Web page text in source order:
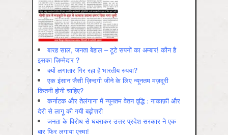
बारह साल, जनता बेहाल – टूटे सपनों का अम्बार! कौन है
इसका ज़िम्मेदार ?
क्यों लगातार गिर रहा है भारतीय रुपया?
एक इंसान जैसी ज़िन्दगी जीने के लिए न्यूनतम मज़दूरी
कितनी होनी चाहिए?
कर्नाटक और तेलंगाना में न्यूनतम वेतन वृद्धि : नाकाफ़ी और
देरी से लागू की गयी बढ़ोत्तरी
जनता के विरोध से घबराकर उत्तर प्रदेश सरकार ने एक
बार फिर लगाया एस्मा!